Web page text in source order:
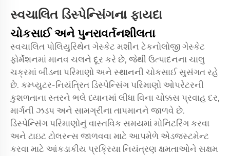
સ્વચાલિત ડિસ્પેન્સિંગના ફાયદા
ચોકસાઈ અને પુનરાવર્તનશીલતા
સ્વચાલિત પોલિયુરિથેન ગેસ્કેટ મશીન ટેકનોલોજી ગેસ્કેટ
ફોર્મેશનમાં માનવ ચલને દૂર કરે છે, જેથી ઉત્પાદનના ચાલુ
ચક્રમાં બીડના પરિમાણો અને સ્થાનની ચોકસાઈ સુસંગત રહે
છે. કમ્પ્યુટર-નિયંત્રિત ડિસ્પેન્સિંગ પરિમાણો ઓપરેટરની
કુશળતાના સ્તરને ભલે ધ્યાનમાં લીધા વિના ચોક્કસ પ્રવાહ દર,
માર્ગની ઝડપ અને સામગ્રીના તાપમાનને જાળવે છે.
ડિસ્પેન્સિંગ પરિમાણોનું વાસ્તવિક સમયમાં મોનિટરિંગ કરવા
અને ટાઇટ ટોલરન્સ જાળવવા માટે આપમેળે એડજસ્ટમેન્ટ
કરવા માટે આંકડાકીય પ્રક્રિયા નિયંત્રણ ક્ષમતાઓને સક્ષમ